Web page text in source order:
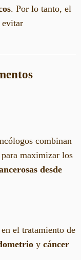
. Por lo tanto, el
evitar
combinan
maximizar los
desde
el tratamiento de
y cáncer